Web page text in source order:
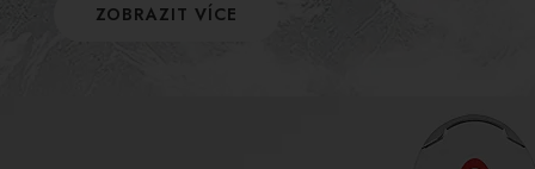
ZOBRAZIT VÍCE